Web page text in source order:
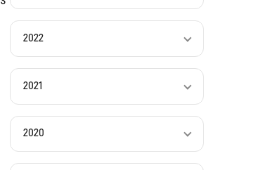
2022
2021
2020